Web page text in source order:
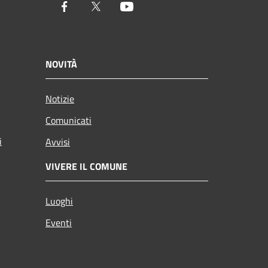
Facebook Twitter
NOVITÀ
Notizie
Comunicati
Avvisi
VIVERE IL COMUNE
Luoghi
Eventi